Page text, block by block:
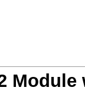
Module